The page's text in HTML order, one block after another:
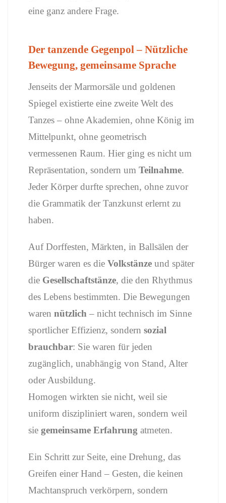
eine ganz andere Frage.
Der tanzende Gegenpol – Nützliche
Bewegung, gemeinsame Sprache
Jenseits der Marmorsäle und goldenen
Spiegel existierte eine zweite Welt des
Tanzes – ohne Akademien, ohne König im
Mittelpunkt, ohne geometrisch
vermessenen Raum. Hier ging es nicht um
Repräsentation, sondern um Teilnahme.
Jeder Körper durfte sprechen, ohne zuvor
die Grammatik der Tanzkunst erlernt zu
haben.
Auf Dorffesten, Märkten, in Ballsälen der
Bürger waren es die Volkstänze und später
die Gesellschaftstänze, die den Rhythmus
des Lebens bestimmten. Die Bewegungen
waren nützlich – nicht technisch im Sinne
sportlicher Effizienz, sondern sozial
brauchbar: Sie waren für jeden
zugänglich, unabhängig von Stand, Alter
oder Ausbildung.
Homogen wirkten sie nicht, weil sie
uniform diszipliniert waren, sondern weil
sie gemeinsame Erfahrung atmeten.
Ein Schritt zur Seite, eine Drehung, das
Greifen einer Hand – Gesten, die keinen
Machtanspruch verkörpern, sondern